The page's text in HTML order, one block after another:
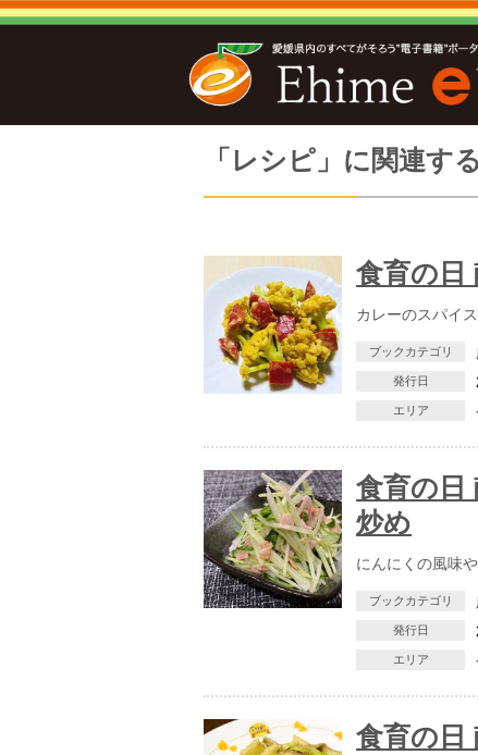
「レシピ」に関連す
食育の日
カレーのスパイ
ブックカテゴリ
発行日
エリア
食育の日
炒め
にんにくの風味
ブックカテゴリ
発行日
エリア
食育の日